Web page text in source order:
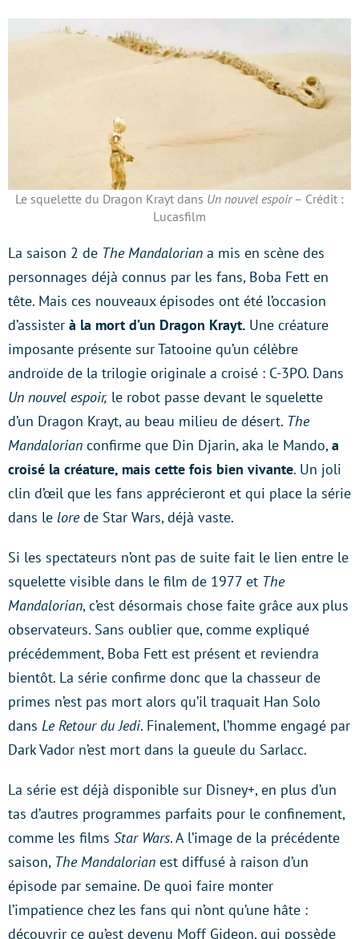
Le squelette du Dragon Krayt dans Un nouvel espoir– Crédit :
Lucasfilm
La saison 2 de The Mandalorian a mis en scène des
personnages déjà connus par les fans, Boba Fett en
tête. Mais ces nouveaux épisodes ont été l’occasion
d’assister à la mort d’un Dragon Krayt. Une créature
imposante présente sur Tatooine qu’un célèbre
androïde de la trilogie originale a croisé : C-3PO. Dans
Un nouvel espoir, le robot passe devant le squelette
d’un Dragon Krayt, au beau milieu de désert. The
Mandalorian confirme que Din Djarin, aka le Mando,a
croisé la créature, mais cette fois bien vivante. Un joli
clin d’œil que les fans apprécieront et qui place la série
dans le lorede Star Wars, déjà vaste.
Si les spectateurs n’ont pas de suite fait le lien entre le
squelette visible dans le film de 1977 et The
Mandalorian, c’est désormais chose faite grâce aux plus
observateurs. Sans oublier que, comme expliqué
précédemment, Boba Fett est présent et reviendra
bientôt. La série confirme donc que la chasseur de
primes n’est pas mort alors qu’il traquait Han Solo
dans Le Retour du Jedi. Finalement, l’homme engagé par
Dark Vador n’est mort dans la gueule du Sarlacc.
La série est déjà disponible sur Disney+, en plus d’un
tas d’autres programmes parfaits pour le confinement,
comme les films Star Wars. A l’image de la précédente
saison, The Mandalorian est diffusé à raison d’un
épisode par semaine. De quoi faire monter
l’impatience chez les fans qui n’ont qu’une hâte :
découvrir ce qu’est devenu Moff Gideon, qui possède